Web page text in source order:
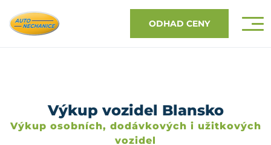
ODHAD CENY
Výkup vozidel Blansko
Výkup osobních, dodávkových i užitkových
vozidel